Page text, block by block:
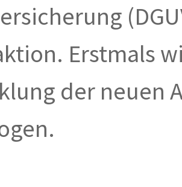
Erstmals
der neuen